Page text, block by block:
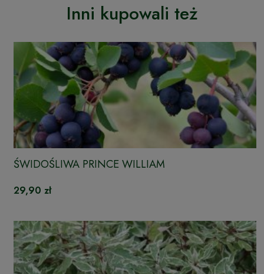
Inni kupowali też
ŚWIDOŚLIWA PRINCE WILLIAM
29,90 zł